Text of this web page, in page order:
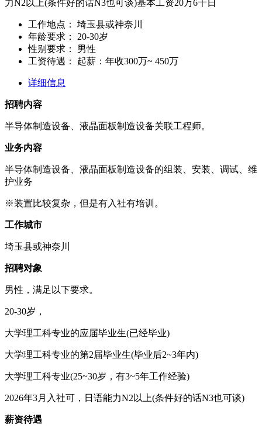
力N2以上(条件好的话N3也可谈)基本工资20万6千日
工作地点：
埼玉县或神奈川
年龄要求：
20-30岁
性别要求：
男性
工资待遇：
起薪：年收300万~ 450万
详细信息
招聘内容
半导体制造设备、液晶面板制造设备关联工程师。
业务内容
半导体制造设备、液晶面板制造设备的组装、安装、调试、维
护业务
※装置比较复杂，但是有入社有培训。
工作城市
埼玉县或神奈川
招聘对象
男性，满足以下要求。
20-30岁，
大学理工科专业的应届毕业生(已经毕业)
大学理工科专业的第2届毕业生(毕业后2~3年内)
大学理工科专业(25~30岁，有3~5年工作经验)
2026年3月入社可，日语能力N2以上(条件好的话N3也可谈)
薪资待遇